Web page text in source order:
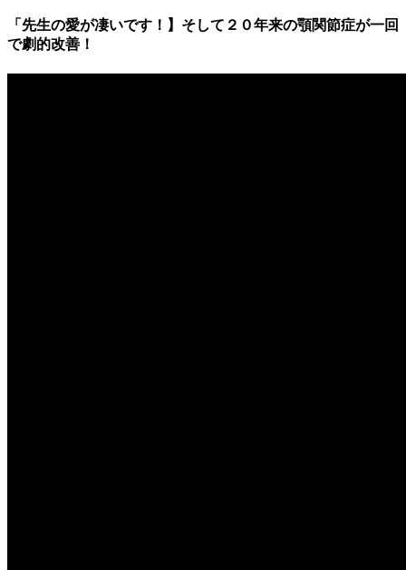
「先生の愛が凄いです！】そして２０年来の顎関節症が一回
で劇的改善！